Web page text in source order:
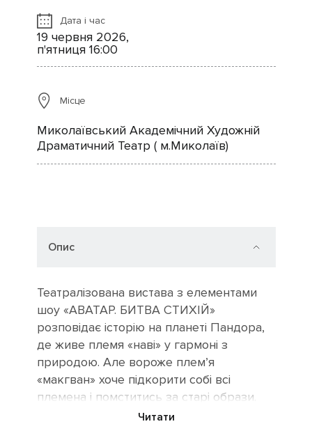
Дата і час
19 червня 2026,
п'ятниця 16:00
Місце
Миколаївський Академічний Художній
Драматичний Театр ( м.Миколаїв)
Опис
Театралізована вистава з елементами
шоу «АВАТАР. БИТВА СТИХІЙ»
розповідає історію на планеті Пандора,
де живе племя «наві» у гармоні з
природою. Але вороже племʼя
«макгван» хоче підкорити собі всі
племена і помститись за старі образи.
Читати